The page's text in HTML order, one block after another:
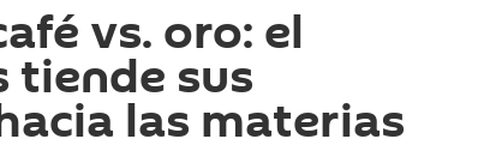
vs. oro: el
tiende sus
las materias